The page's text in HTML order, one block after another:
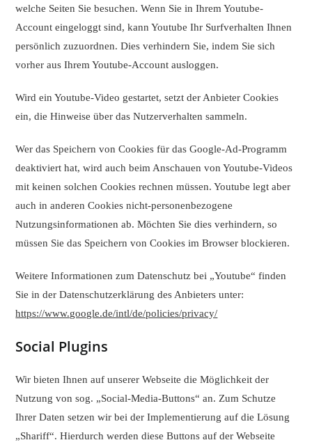
welche Seiten Sie besuchen. Wenn Sie in Ihrem Youtube-
Account eingeloggt sind, kann Youtube Ihr Surfverhalten Ihnen
persönlich zuzuordnen. Dies verhindern Sie, indem Sie sich
vorher aus Ihrem Youtube-Account ausloggen.
Wird ein Youtube-Video gestartet, setzt der Anbieter Cookies
ein, die Hinweise über das Nutzerverhalten sammeln.
Wer das Speichern von Cookies für das Google-Ad-Programm
deaktiviert hat, wird auch beim Anschauen von Youtube-Videos
mit keinen solchen Cookies rechnen müssen. Youtube legt aber
auch in anderen Cookies nicht-personenbezogene
Nutzungsinformationen ab. Möchten Sie dies verhindern, so
müssen Sie das Speichern von Cookies im Browser blockieren.
Weitere Informationen zum Datenschutz bei „Youtube“ finden
Sie in der Datenschutzerklärung des Anbieters unter:
https://www.google.de/intl/de/policies/privacy/
Social Plugins
Wir bieten Ihnen auf unserer Webseite die Möglichkeit der
Nutzung von sog. „Social-Media-Buttons“ an. Zum Schutze
Ihrer Daten setzen wir bei der Implementierung auf die Lösung
„Shariff“. Hierdurch werden diese Buttons auf der Webseite